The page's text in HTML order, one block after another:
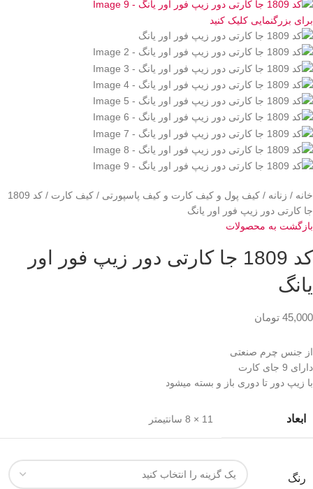
برای بزرگنمایی کلیک کنید
خانه زنانه کیف پول و کیف کارت و کیف پاسپورتی کیف کارت
کد 1809
جا کارتی دور زیپ فور اور یانگ
بازگشت به محصولات
کد 1809 جا کارتی دور زیپ فور اور
یانگ
45,000 تومان
از جنس چرم صنعتی
دارای 9 جای کارت
با زیپ دور تا دوری باز و بسته میشود
ابعاد 11 × 8 سانتیمتر
رنگ